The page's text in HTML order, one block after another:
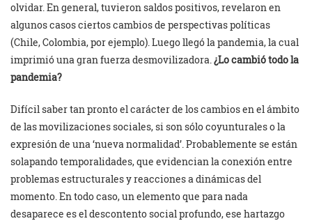
olvidar. En general, tuvieron saldos positivos, revelaron en
algunos casos ciertos cambios de perspectivas políticas
(Chile, Colombia, por ejemplo). Luego llegó la pandemia, la cual
imprimió una gran fuerza desmovilizadora.¿Lo cambió todo la
pandemia?
Difícil saber tan pronto el carácter de los cambios en el ámbito
de las movilizaciones sociales, si son sólo coyunturales o la
expresión de una ‘nueva normalidad’. Probablemente se están
solapando temporalidades, que evidencian la conexión entre
problemas estructurales y reacciones a dinámicas del
momento. En todo caso, un elemento que para nada
desaparece es el descontento social profundo, ese hartazgo